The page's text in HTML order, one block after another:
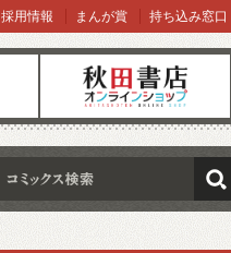
オンラインショップ
採用情報 まんが賞 持ち込み窓口
検索